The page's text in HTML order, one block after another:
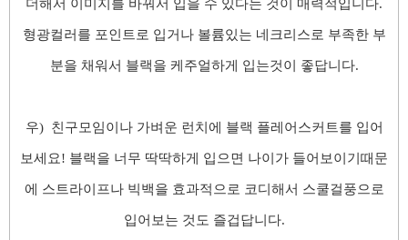
더해서 이미지를 바꿔서 입을 수 있다는 것이 매력적입니다.
형광컬러를 포인트로 입거나 볼륨있는 네크리스로 부족한 부
분을 채워서 블랙을 케주얼하게 입는것이 좋답니다.
우) 친구모임이나 가벼운 런치에 블랙 플레어스커트를 입어
보세요! 블랙을 너무 딱딱하게 입으면 나이가 들어보이기때문
에 스트라이프나 빅백을 효과적으로 코디해서 스쿨걸풍으로
입어보는 것도 즐겁답니다.